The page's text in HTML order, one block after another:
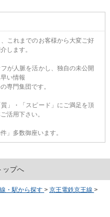
これまでのお客様から大変ご好
します。
が人脈を活かし、独自の未公開
い情報
専門集団です。
」・「スピード」にご満足を頂
活用下さい。
」多数御座います。
ップへ
・駅から探す > 京王電鉄京王線 >